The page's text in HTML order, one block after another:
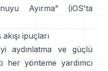
Ayırma” (iOS'ta
ipuçları
aydınlatma ve güçlü
her yönteme yardımcı